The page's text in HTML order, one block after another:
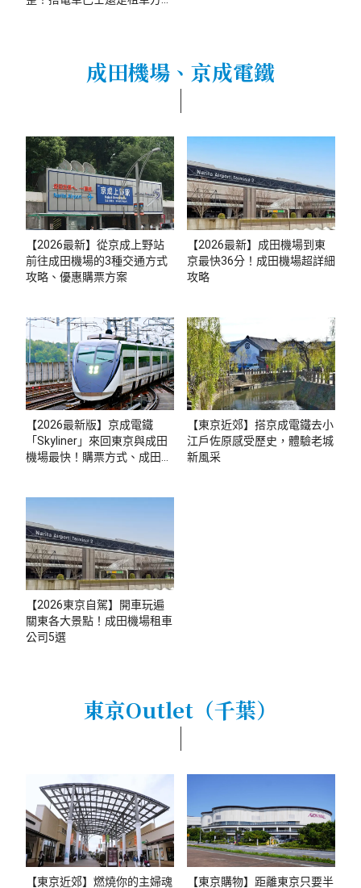
成田機場、京成電鐵
【2026最新】從京成上野站
前往成田機場的3種交通方式
攻略、優惠購票方案
【2026最新】成田機場到東
京最快36分！成田機場超詳細
攻略
【2026最新版】京成電鐵
「Skyliner」來回東京與成田
機場最快！購票方式、成田特
【東京近郊】搭京成電鐵去小
江戶佐原感受歷史，體驗老城
新風采
【2026東京自駕】開車玩遍
關東各大景點！成田機場租車
公司5選
東京Outlet（千葉）
【東京近郊】燃燒你的主婦魂
【東京購物】距離東京只要半